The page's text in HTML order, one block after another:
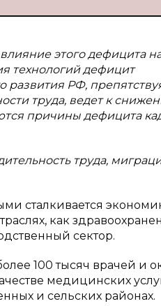
этого дефицита
технологий дефицит
развития РФ,
труда, ведет к
причины дефицита
труда,
сталкивается
как
сектор.
100 тысяч врачей и
медицинских
и сельских районах.